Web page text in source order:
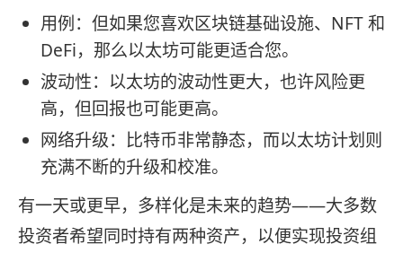
用例：但如果您喜欢区块链基础设施、NFT 和
DeFi，那么以太坊可能更适合您。
波动性：以太坊的波动性更大，也许风险更
高，但回报也可能更高。
网络升级：比特币非常静态，而以太坊计划则
充满不断的升级和校准。
有一天或更早，多样化是未来的趋势——大多数
投资者希望同时持有两种资产，以便实现投资组